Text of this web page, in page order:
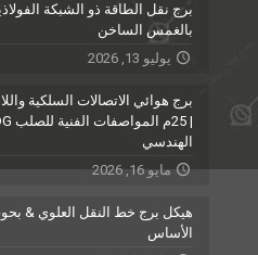
برج نقل الطاقة ذو الشبكة
بالغمس الساخن
يوليو 13, 2026
برج هوائي الاتصالات السلكية
الهندسي
مايو 16, 2026
هيكل برج خط النقل العلوي &
الأساس